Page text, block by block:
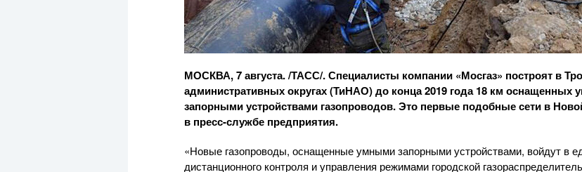
МОСКВА, 7 августа. /ТАСС/. Специалисты компании «Мосгаз» построят в
административных округах (ТиНАО) до конца 2019 года 18 км оснащенных
запорными устройствами газопроводов. Это первые подобные сети в
в пресс-службе предприятия.
«Новые газопроводы, оснащенные умными запорными устройствами, войдут в
дистанционного контроля и управления режимами городской